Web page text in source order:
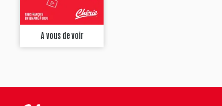
A vous de voir